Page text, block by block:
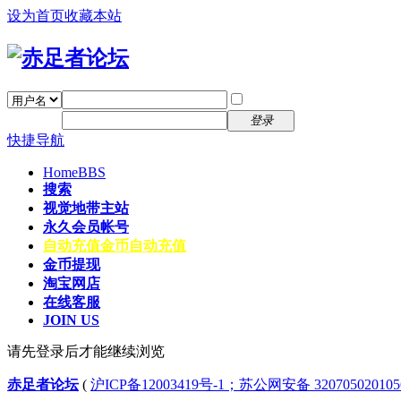
设为首页收藏本站
登录
快捷导航
HomeBBS
搜索
视觉地带主站
永久会员帐号
自动充值金币自动充值
金币提现
淘宝网店
在线客服
JOIN US
请先登录后才能继续浏览
赤足者论坛( 沪ICP备12003419号-1；苏公网安备